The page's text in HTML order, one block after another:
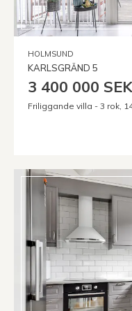
HOLMSUND
KARLSGRÄND 5
3 400 000
Friliggande villa - 3 rok,